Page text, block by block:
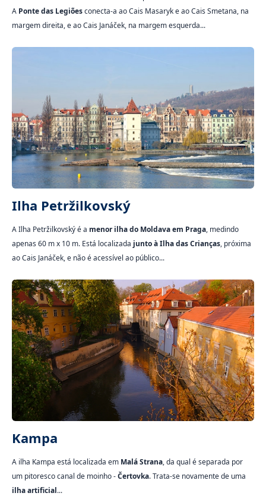
A Ponte das Legiõesconecta-a ao Cais Masaryk e ao Cais Smetana, na
margem direita, e ao Cais Janáček, na margem esquerda...
Ilha Petržilkovský
A Ilha Petržilkovský é a menor ilha do Moldava em Praga, medindo
apenas 60 m x 10 m. Está localizada junto à Ilha das Crianças, próxima
ao Cais Janáček, e não é acessível ao público...
Kampa
A ilha Kampa está localizada em Malá Strana, da qual é separada por
um pitoresco canal de moinho -Čertovka. Trata-se novamente de uma
ilha artificial...